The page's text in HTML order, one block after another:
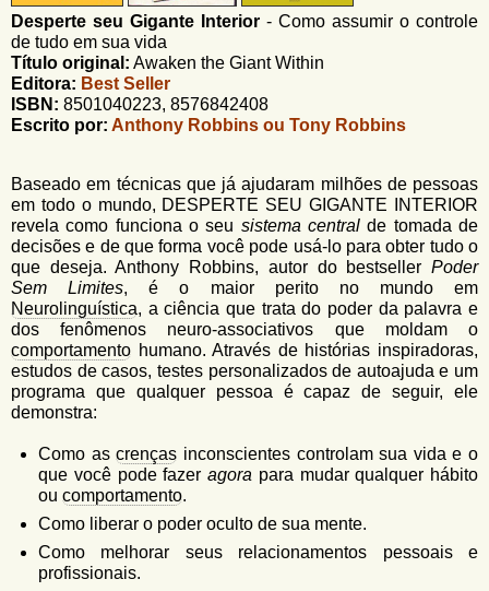
i
o
d
e
u
s
c
a
f
i
n
h
o
Desperte seu Gigante Interior - Como assumir o controle
de tudo em sua vida
Título original: Awaken the Giant Within
Editora: Best Seller
ISBN: 8501040223, 8576842408
Escrito por: Anthony Robbins ou Tony Robbins
Baseado em técnicas que já ajudaram milhões de pessoas
em todo o mundo, DESPERTE SEU GIGANTE INTERIOR
revela como funciona o seu sistema central de tomada de
decisões e de que forma você pode usá-lo para obter tudo o
que deseja. Anthony Robbins, autor do bestseller Poder
Sem Limites, é o maior perito no mundo em
Neurolinguística, a ciência que trata do poder da palavra e
dos fenômenos neuro-associativos que moldam o
comportamento humano. Através de histórias inspiradoras,
estudos de casos, testes personalizados de autoajuda e um
programa que qualquer pessoa é capaz de seguir, ele
demonstra:
Como ascrenças inconscientes controlam sua vida e o
que você pode fazer agora para mudar qualquer hábito
ou comportamento.
Como liberar o poder oculto de sua mente.
Como melhorar seus relacionamentos pessoais e
profissionais.